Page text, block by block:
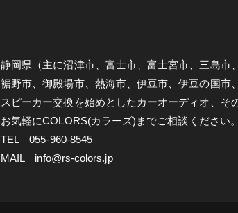
静岡県（主に沼津市、富士市、富士宮市、三島市
裾野市、御殿場市、熱海市、伊豆市、伊豆の国
スピーカー交換を始めとしたカーオーディオ、そ
お気軽にCOLORS(カラーズ)までご相談ください。
TEL 055-960-8545
MAIL info@rs-colors.jp